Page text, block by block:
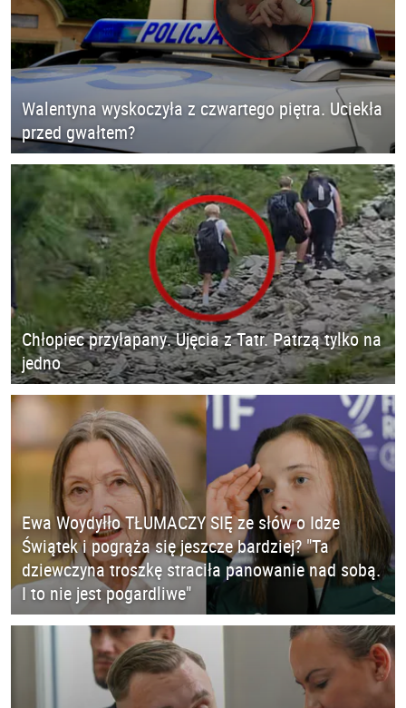
Walentyna wyskoczyła z czwartego piętra. Uciekła
przed gwałtem?
Chłopiec przyłapany. Ujęcia z Tatr. Patrzą tylko na
jedno
Ewa Woydyłło TŁUMACZY SIĘ ze słów o Idze
Świątek i pogrąża się jeszcze bardziej? "Ta
dziewczyna troszkę straciła panowanie nad sobą.
I to nie jest pogardliwe"